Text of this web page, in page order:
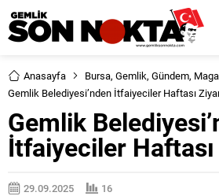
Anasayfa Bursa, Gemlik, Gündem,
Gemlik Belediyesi’nden İtfaiyeciler Haftası
Gemlik
İtfaiyeciler
29.09.2025
16